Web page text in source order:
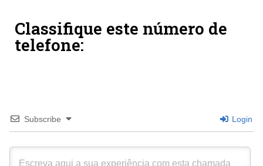
Classifique este número de
telefone:
Subscribe Login